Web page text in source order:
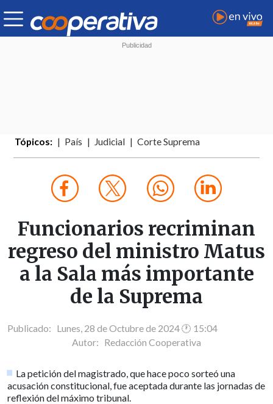
Tópicos: País Judicial Corte Suprema
Funcionarios recriminan
regreso del ministro Matus
a la Sala más importante
de la Suprema
Publicado: Lunes, 28 de Octubre de 2024 🕐 15:04
Autor: Redacción Cooperativa
La petición del magistrado, que hace poco sorteó una
acusación constitucional, fue aceptada durante las jornadas de
reflexión del máximo tribunal.